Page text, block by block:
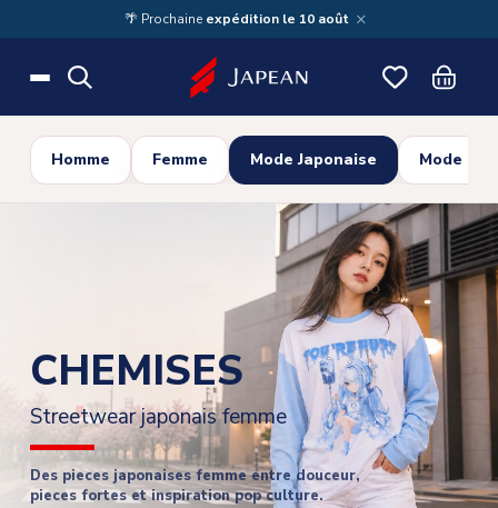
Skip to main content🌴 Prochaine expédition le 10 août ×
Homme Femme Mode Japonaise Mode
CHEMISES
Streetwear japonais femme
Des pieces japonaises femme entre douceur,
pieces fortes et inspiration pop culture.